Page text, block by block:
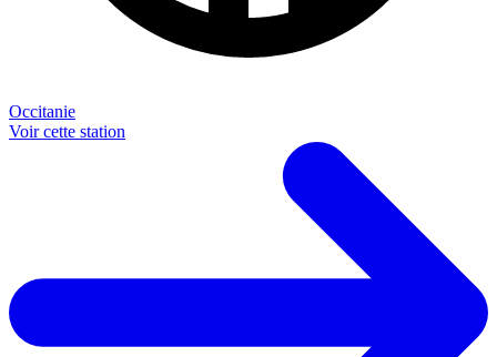
Occitanie
Voir cette station